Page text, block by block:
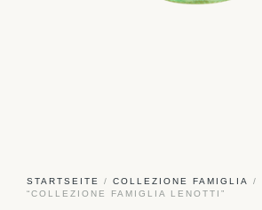
STARTSEITE / COLLEZIONE FAMIGLIA
/
“COLLEZIONE FAMIGLIA LENOTTI”